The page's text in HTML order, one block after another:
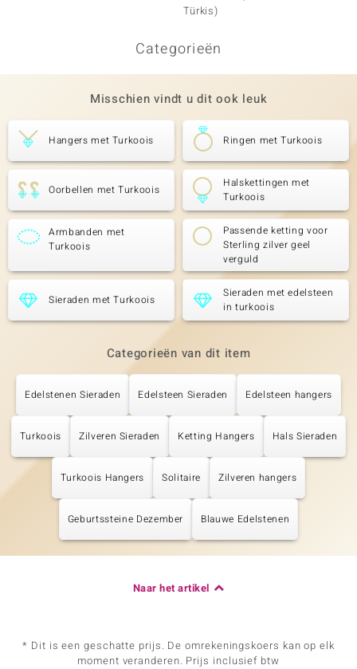
Türkis)
Categorieën
Misschien vindt u dit ook leuk
Hangers met Turkoois Ringen met Turkoois
Oorbellen met Turkoois
Halskettingen met
Turkoois
Armbanden met
Turkoois
Passende ketting voor
Sterling zilver geel
verguld
Sieraden met Turkoois
Sieraden met edelsteen
in turkoois
Categorieën van dit item
Edelstenen Sieraden Edelsteen Sieraden Edelsteen hangers
Turkoois Zilveren Sieraden Ketting Hangers Hals Sieraden
Turkoois Hangers Solitaire Zilveren hangers
Geburtssteine Dezember Blauwe Edelstenen
Naar het artikel
* Dit is een geschatte prijs. De omrekeningskoers kan op elk
moment veranderen. Prijs inclusief btw